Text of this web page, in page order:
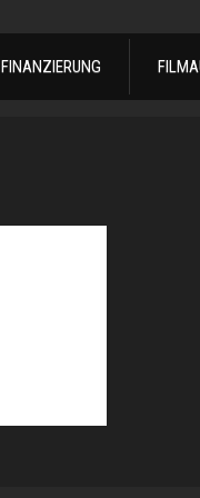
FINANZIERUNG